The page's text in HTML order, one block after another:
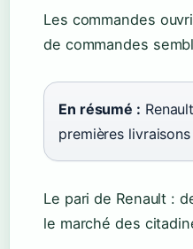
Les commandes
de commandes
En résumé :
premières
Le pari de Renault :
le marché des